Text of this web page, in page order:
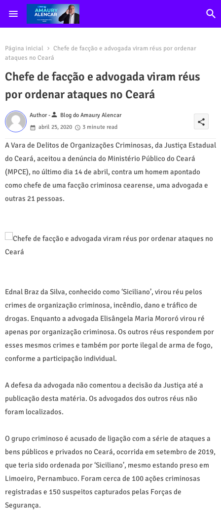
Página inicial
Chefe de facção e advogada viram réus por ordenar
ataques no Ceará
Chefe de facção e advogada viram réus
por ordenar ataques no Ceará
Author -person Blog do Amaury Alencar
abril 25, 2020
3 minute read
share
A Vara de Delitos de Organizações Criminosas, da Justiça Estadual
do Ceará, aceitou a denúncia do Ministério Público do Ceará
(MPCE), no último dia 14 de abril, contra um homem apontado
como chefe de uma facção criminosa cearense, uma advogada e
outras 21 pessoas.
Ednal Braz da Silva, conhecido como ‘Siciliano’, virou réu pelos
crimes de organização criminosa, incêndio, dano e tráfico de
drogas. Enquanto a advogada Elisângela Maria Mororó virou ré
apenas por organização criminosa. Os outros réus respondem por
esses mesmos crimes e também por porte ilegal de arma de fogo,
conforme a participação individual.
A defesa da advogada não comentou a decisão da Justiça até a
publicação desta matéria. Os advogados dos outros réus não
foram localizados.
O grupo criminoso é acusado de ligação com a série de ataques a
bens públicos e privados no Ceará, ocorrida em setembro de 2019,
que teria sido ordenada por ‘Siciliano’, mesmo estando preso em
Limoeiro, Pernambuco. Foram cerca de 100 ações criminosas
registradas e 150 suspeitos capturados pelas Forças de
Segurança.